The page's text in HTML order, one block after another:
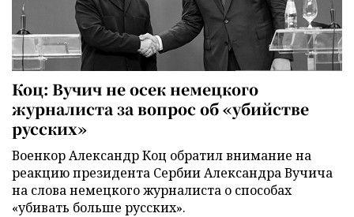
Коц: Вучич не осек немецкого
журналиста за вопрос об «убийстве
русских»
Военкор Александр Коц обратил внимание на
реакцию президента Сербии Александра Вучича
на слова немецкого журналиста о способах
«убивать больше русских».